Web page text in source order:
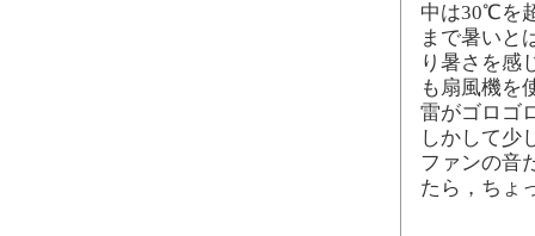
中は30℃を
まで暑いと
り暑さを感
も扇風機を
雷がゴロゴ
しかして少
ファンの音
たら，ちょ